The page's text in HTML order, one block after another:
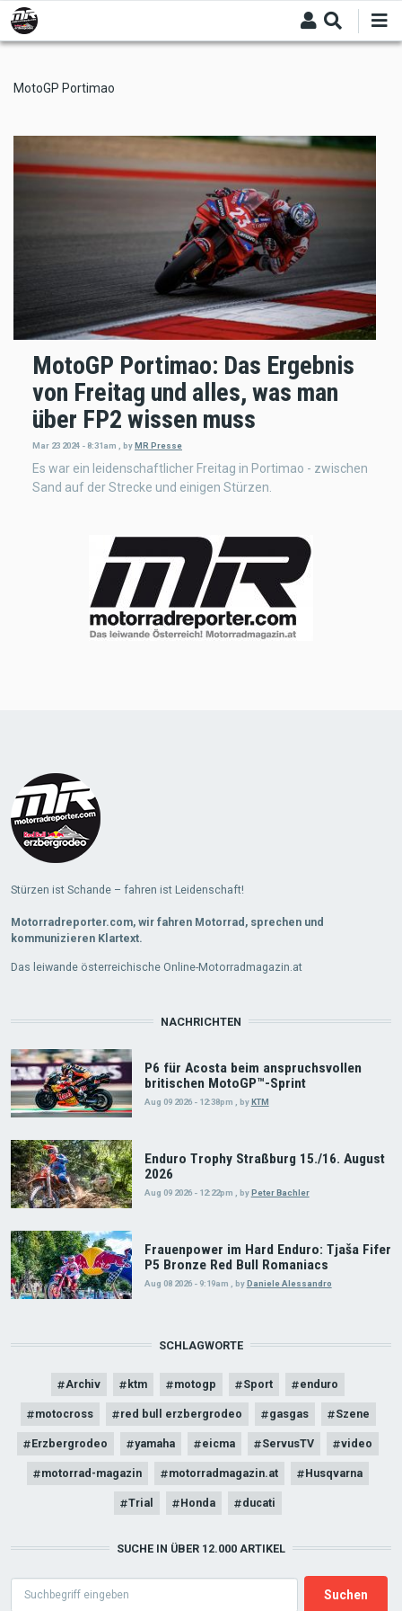
Skip
to
main
MotoGP Portimao
MotoGP Portimao: Das Ergebnis
von Freitag und alles, was man
über FP2 wissen muss
Mar 23 2024 - 8:31am , by MR Presse
Es war ein leidenschaftlicher Freitag in Portimao - zwischen
Sand auf der Strecke und einigen Stürzen.
Stürzen ist Schande – fahren ist Leidenschaft!
Motorradreporter.com, wir fahren Motorrad, sprechen und
kommunizieren Klartext.
Das leiwande österreichische Online-Motorradmagazin.at
NACHRICHTEN
P6 für Acosta beim anspruchsvollen
britischen MotoGP™-Sprint
Aug 09 2026 - 12:38pm , byKTM
Enduro Trophy Straßburg 15./16. August
2026
Aug 09 2026 - 12:22pm byPeter Bachler
Frauenpower im Hard Enduro: Tjaša Fifer
P5 Bronze Red Bull Romaniacs
Aug 08 2026 - 9:19am byDaniele Alessandro
SCHLAGWORTE
Archiv ktm motogp Sport enduro
motocross red bull erzbergrodeo gasgas Szene
Erzbergrodeo yamaha eicma ServusTV video
motorrad-magazin motorradmagazin.at Husqvarna
Trial Honda ducati
SUCHE IN ÜBER 12.000 ARTIKEL